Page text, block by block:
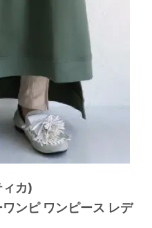
カ)
ンピ ワンピース レデ